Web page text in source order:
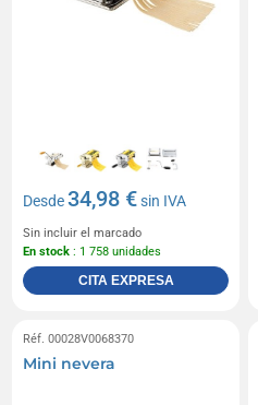
Desde34,98 €sin IVA
Sin incluir el marcado
En stock : 1 758 unidades
CITA EXPRESA
Réf. 00028V0068370
Mini nevera